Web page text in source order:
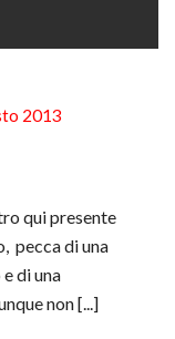
2013
qui presente
pecca di una
di una
non [...]